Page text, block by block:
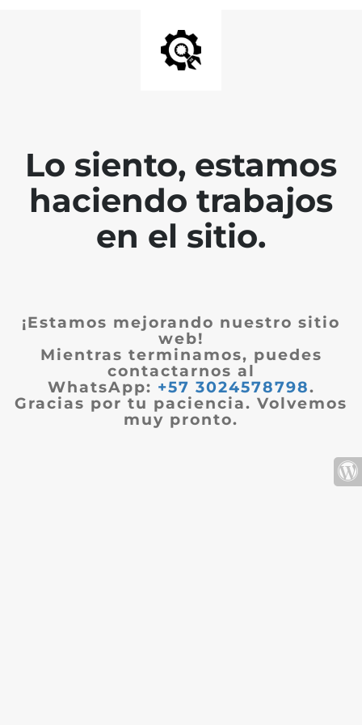
Lo siento, estamos
haciendo trabajos
en el sitio.
¡Estamos mejorando nuestro sitio
web!
Mientras terminamos, puedes
contactarnos al
WhatsApp: +57 3024578798.
Gracias por tu paciencia. Volvemos
muy pronto.